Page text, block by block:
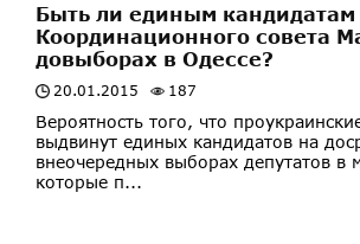
​Быть ли единым кандидатам
Координационного совета
довыборах в Одессе?
20.01.2015 187
Вероятность того, что
выдвинут единых кандидатов на
внеочередных выборах депутатов в
которые п...